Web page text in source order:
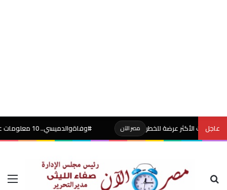
عاجل
الأكثر عرضة للخطر مصر الآن #وفاةوالدميسي.. 10 معلومات عن الأب “خورخي” الذي مهد الطريق للأسطورة
بحث عن